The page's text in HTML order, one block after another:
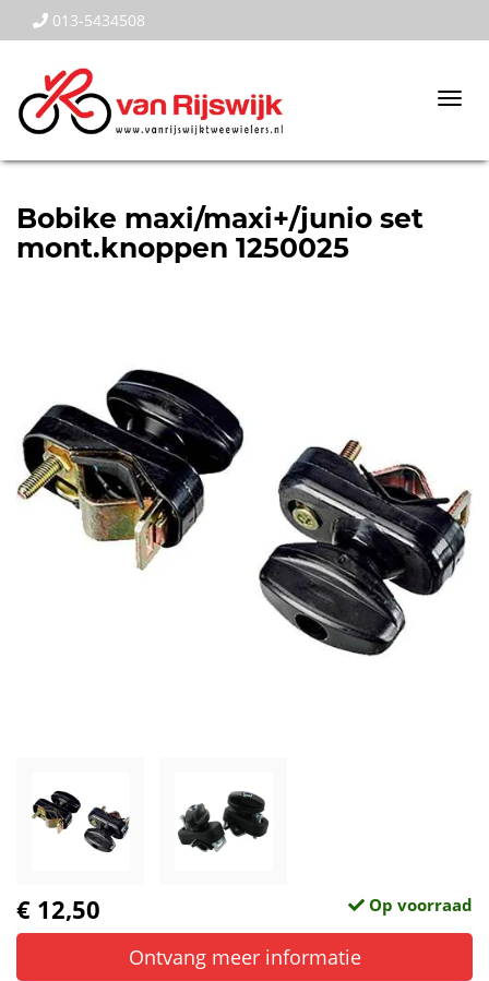
013-5434508
Bobike maxi/maxi+/junio set
mont.knoppen 1250025
€ 12,50 Op voorraad
Ontvang meer informatie